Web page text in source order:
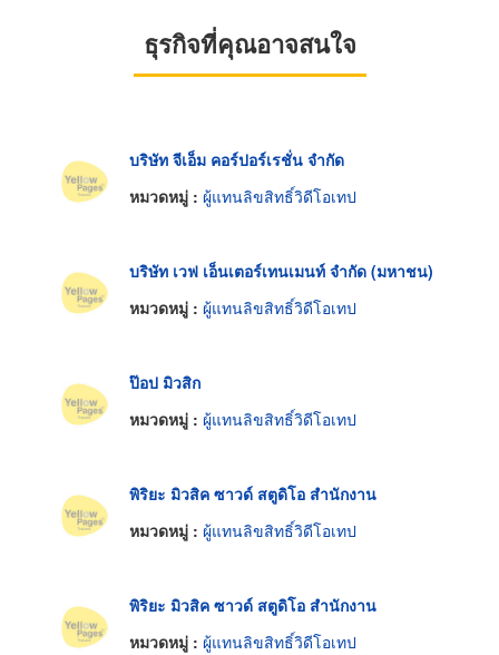
ธุรกิจที่คุณอาจสนใจ
บริษัท จีเอ็ม คอร์ปอร์เรชั่น จำกัด
หมวดหมู่ : ผู้แทนลิขสิทธิ์วิดีโอเทป
บริษัท เวฟ เอ็นเตอร์เทนเมนท์ จำกัด (มหาชน)
หมวดหมู่ : ผู้แทนลิขสิทธิ์วิดีโอเทป
ป๊อป มิวสิก
หมวดหมู่ : ผู้แทนลิขสิทธิ์วิดีโอเทป
พิริยะ มิวสิค ซาวด์ สตูดิโอ สำนักงาน
หมวดหมู่ : ผู้แทนลิขสิทธิ์วิดีโอเทป
พิริยะ มิวสิค ซาวด์ สตูดิโอ สำนักงาน
หมวดหมู่ : ผู้แทนลิขสิทธิ์วิดีโอเทป